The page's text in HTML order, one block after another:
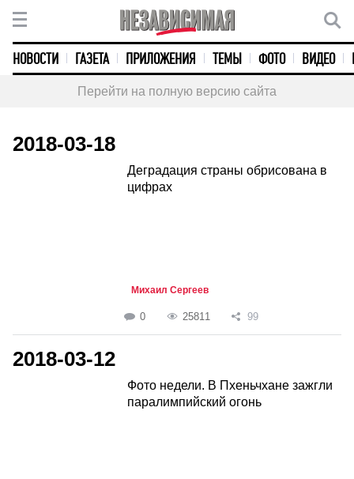
НОВОСТИ ГАЗЕТА ПРИЛОЖЕНИЯ ТЕМЫ ФОТО ВИДЕО
Перейти на полную версию сайта
2018-03-18
Деградация страны обрисована в
цифрах
Михаил Сергеев
0 25811 99
2018-03-12
Фото недели. В Пхеньчхане зажгли
паралимпийский огонь